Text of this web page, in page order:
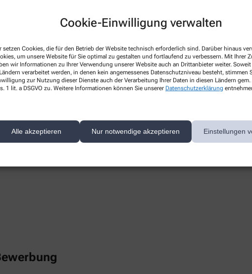
Cookie-Einwilligung verwalten
setzen Cookies, die für den Betrieb der Website technisch erforderlich sind. Darüber hinaus
um unsere Website für Sie optimal zu gestalten und fortlaufend zu verbessern. Mit Ihrer
wir Informationen zu Ihrer Verwendung unserer Website auch an Drittanbieter weiter. Soweit
verarbeitet werden, in denen kein angemessenes Datenschutzniveau besteht, stimmen
zur Nutzung dieser Dienste auch der Verarbeitung Ihrer Daten in diesen Ländern
1 lit. a DSGVO zu. Weitere Informationen können Sie unserer Datenschutzerklärung
Alle akzeptieren Nur notwendige akzeptieren Einstellungen
des körperlichen Wohlbefindens